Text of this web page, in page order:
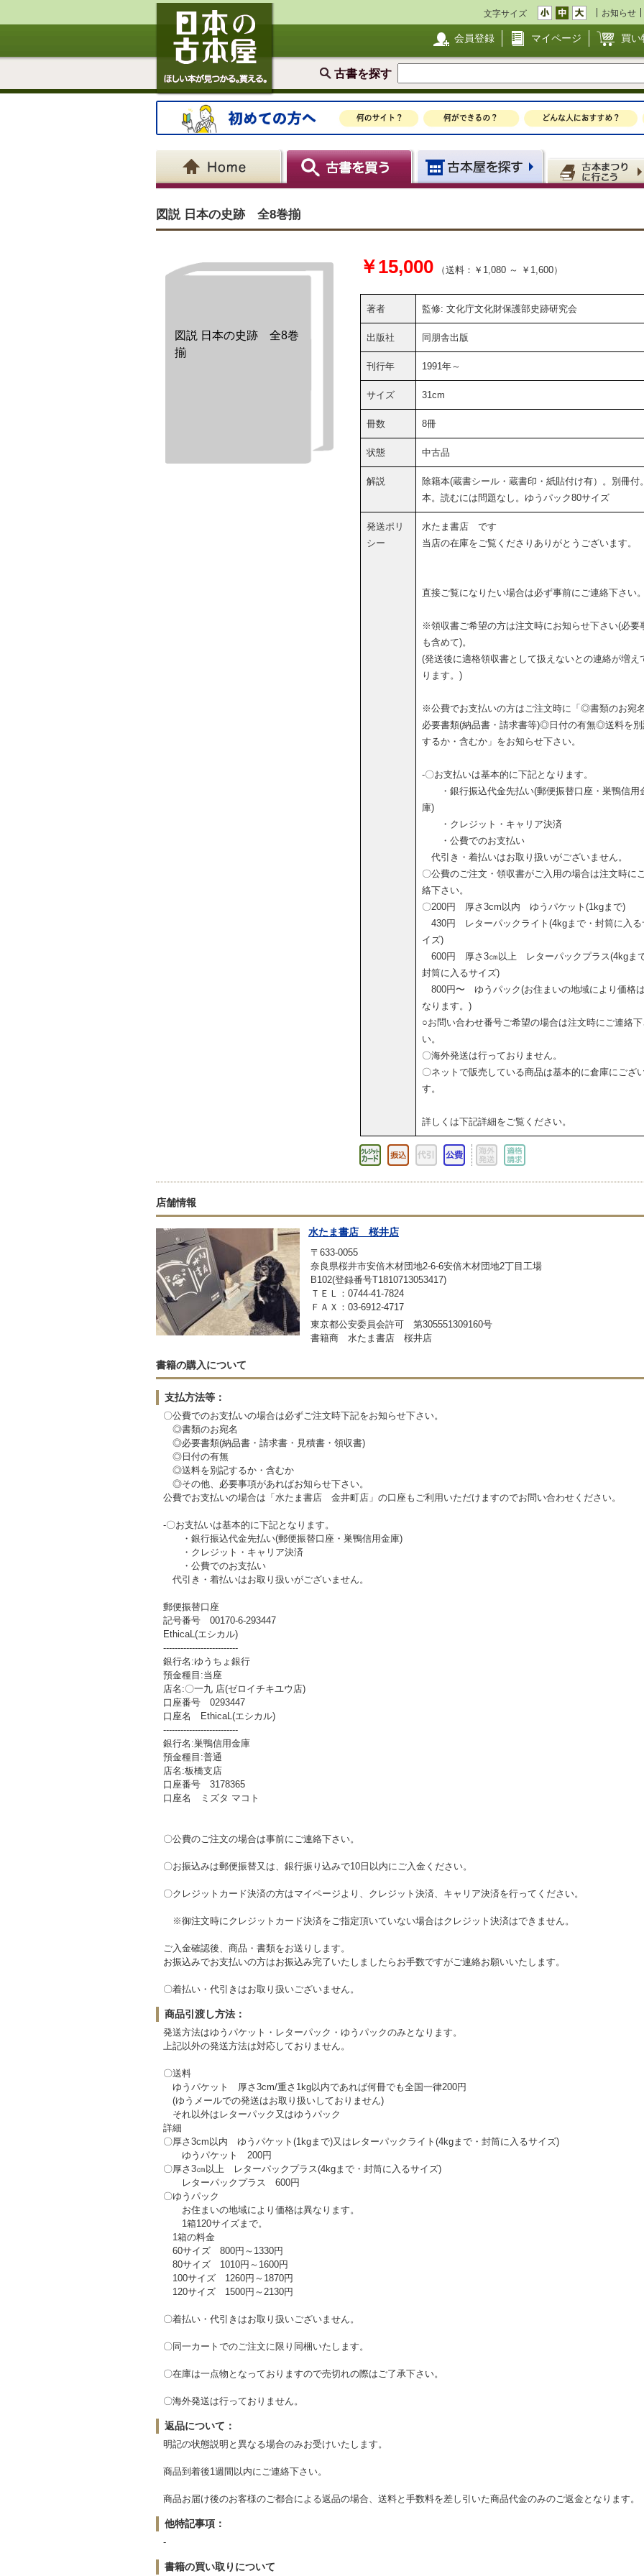
文字サイズ お知らせ
会員登録 マイページ 買い
古書を探す
図説 日本の史跡 全8巻揃
図説 日本の史跡 全8巻
揃
￥15,000 （送料：￥1,080 ～ ￥1,600）
著者 監修: 文化庁文化財保護部史跡研究会
出版社 同朋舎出版
刊行年 1991年～
サイズ 31cm
冊数 8冊
状態 中古品
解説
除籍本(蔵書シール・蔵書印・紙貼付け有）。別冊付
本。読むには問題なし。ゆうパック80サイズ
発送ポリ
シー
水たま書店 です
当店の在庫をご覧くださりありがとうございます。
直接ご覧になりたい場合は必ず事前にご連絡下さい。
※領収書ご希望の方は注文時にお知らせ下さい(必要
も含めて)。
(発送後に適格領収書として扱えないとの連絡が増え
ります。)
※公費でお支払いの方はご注文時に「◎書類のお宛
必要書類(納品書・請求書等)◎日付の有無◎送料を別
するか・含むか」をお知らせ下さい。
-〇お支払いは基本的に下記となります。
・銀行振込代金先払い(郵便振替口座・巣鴨信用
庫)
・クレジット・キャリア決済
・公費でのお支払い
代引き・着払いはお取り扱いがございません。
〇公費のご注文・領収書がご入用の場合は注文時に
絡下さい。
〇200円 厚さ3cm以内 ゆうパケット(1kgまで)
430円 レターパックライト(4kgまで・封筒に入る
イズ)
600円 厚さ3㎝以上 レターパックプラス(4kgま
封筒に入るサイズ)
800円〜 ゆうパック(お住まいの地域により価格
なります。)
○お問い合わせ番号ご希望の場合は注文時にご連絡下
い。
〇海外発送は行っておりません。
〇ネットで販売している商品は基本的に倉庫にござ
す。
詳しくは下記詳細をご覧ください。
店舗情報
水たま書店 桜井店
〒633-0055
奈良県桜井市安倍木材団地2-6-6安倍木材団地2丁目工場
B102(登録番号T1810713053417)
ＴＥＬ：0744-41-7824
ＦＡＸ：03-6912-4717
東京都公安委員会許可 第305551309160号
書籍商 水たま書店 桜井店
書籍の購入について
支払方法等：
〇公費でのお支払いの場合は必ずご注文時下記をお知らせ下さい。
◎書類のお宛名
◎必要書類(納品書・請求書・見積書・領収書)
◎日付の有無
◎送料を別記するか・含むか
◎その他、必要事項があればお知らせ下さい。
公費でお支払いの場合は「水たま書店 金井町店」の口座もご利用いただけますのでお問い合わせください。
-〇お支払いは基本的に下記となります。
・銀行振込代金先払い(郵便振替口座・巣鴨信用金庫)
・クレジット・キャリア決済
・公費でのお支払い
代引き・着払いはお取り扱いがございません。
郵便振替口座
記号番号 00170-6-293447
EthicaL(エシカル)
--------------------------
銀行名:ゆうちょ銀行
預金種目:当座
店名:〇一九 店(ゼロイチキユウ店)
口座番号 0293447
口座名 EthicaL(エシカル)
--------------------------
銀行名:巣鴨信用金庫
預金種目:普通
店名:板橋支店
口座番号 3178365
口座名 ミズタ マコト
〇公費のご注文の場合は事前にご連絡下さい。
〇お振込みは郵便振替又は、銀行振り込みで10日以内にご入金ください。
〇クレジットカード決済の方はマイページより、クレジット決済、キャリア決済を行ってください。
※御注文時にクレジットカード決済をご指定頂いていない場合はクレジット決済はできません。
ご入金確認後、商品・書類をお送りします。
お振込みでお支払いの方はお振込み完了いたしましたらお手数ですがご連絡お願いいたします。
〇着払い・代引きはお取り扱いございません。
商品引渡し方法：
発送方法はゆうパケット・レターパック・ゆうパックのみとなります。
上記以外の発送方法は対応しておりません。
〇送料
ゆうパケット 厚さ3cm/重さ1kg以内であれば何冊でも全国一律200円
(ゆうメールでの発送はお取り扱いしておりません)
それ以外はレターパック又はゆうパック
詳細
〇厚さ3cm以内 ゆうパケット(1kgまで)又はレターパックライト(4kgまで・封筒に入るサイズ)
ゆうパケット 200円
〇厚さ3㎝以上 レターパックプラス(4kgまで・封筒に入るサイズ)
レターパックプラス 600円
〇ゆうパック
お住まいの地域により価格は異なります。
1箱120サイズまで。
1箱の料金
60サイズ 800円～1330円
80サイズ 1010円～1600円
100サイズ 1260円～1870円
120サイズ 1500円～2130円
〇着払い・代引きはお取り扱いございません。
〇同一カートでのご注文に限り同梱いたします。
〇在庫は一点物となっておりますので売切れの際はご了承下さい。
〇海外発送は行っておりません。
返品について：
明記の状態説明と異なる場合のみお受けいたします。
商品到着後1週間以内にご連絡下さい。
商品お届け後のお客様のご都合による返品の場合、送料と手数料を差し引いた商品代金のみのご返金となります。
他特記事項：
-
書籍の買い取りについて